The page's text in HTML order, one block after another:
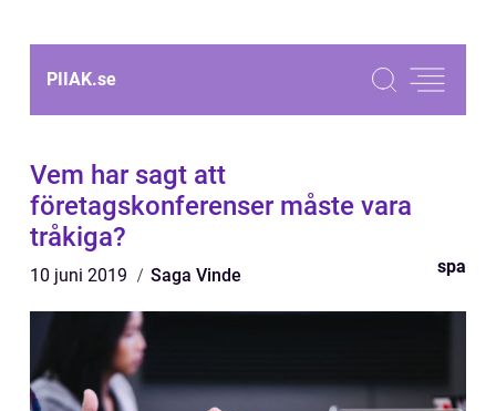
PIIAK.se
Vem har sagt att
företagskonferenser måste vara
tråkiga?
10 juni 2019 Saga Vinde spa